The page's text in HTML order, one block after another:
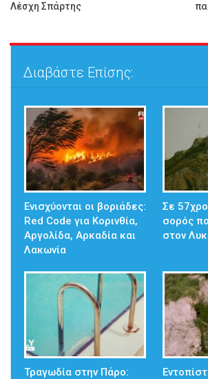
Λέσχη Σπάρτης
Διαβάστε Επίσης:
Ενισχύονται οι βοριάδες:
Red Code για Κορινθία,
Αργολίδα, Αρκαδία και
Λακωνία
Σε
σορός
στον
Τραγωδία στην Πάρο: